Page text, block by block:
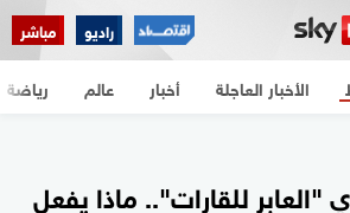
راديو مباشر
الأخبار العاجلة أخبار عالم رياضة
للقارات".. ماذا يفعل